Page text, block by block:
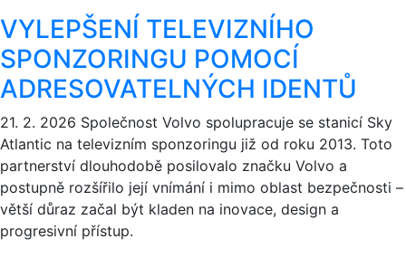
VYLEPŠENÍ TELEVIZNÍHO
SPONZORINGU POMOCÍ
ADRESOVATELNÝCH IDENTŮ
21. 2. 2026 Společnost Volvo spolupracuje se stanicí Sky
Atlantic na televizním sponzoringu již od roku 2013. Toto
partnerství dlouhodobě posilovalo značku Volvo a
postupně rozšířilo její vnímání i mimo oblast bezpečnosti –
větší důraz začal být kladen na inovace, design a
progresivní přístup.